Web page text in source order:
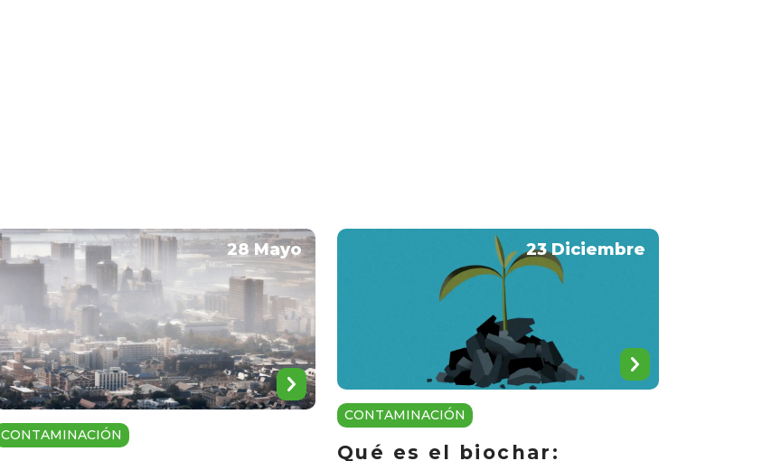
28 Mayo
CONTAMINACIÓN
23 Diciembre
CONTAMINACIÓN
Qué es el biochar: